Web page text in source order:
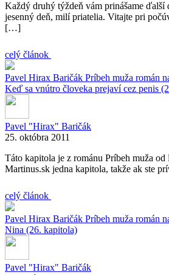
Každý druhý týždeň vám prinášame
jesenný deň, milí priatelia. Vitajte pri
[…]
celý článok
Pavel Hirax Baričák Príbeh muža román
Keď sa vnútro človeka prejaví cez penis
Pavel "Hirax" Baričák
25. októbra 2011
Táto kapitola je z románu Príbeh muža
Martinus.sk jedna kapitola, takže ak ste
celý článok
Pavel Hirax Baričák Príbeh muža román
Nina (26. kapitola)
Pavel "Hirax" Baričák